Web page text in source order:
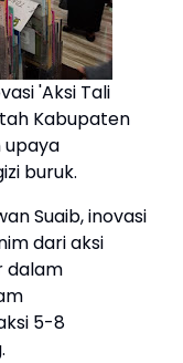
'Aksi Tali
Kabupaten
upaya
buruk.
Suaib, inovasi
dari aksi
dalam
5-8